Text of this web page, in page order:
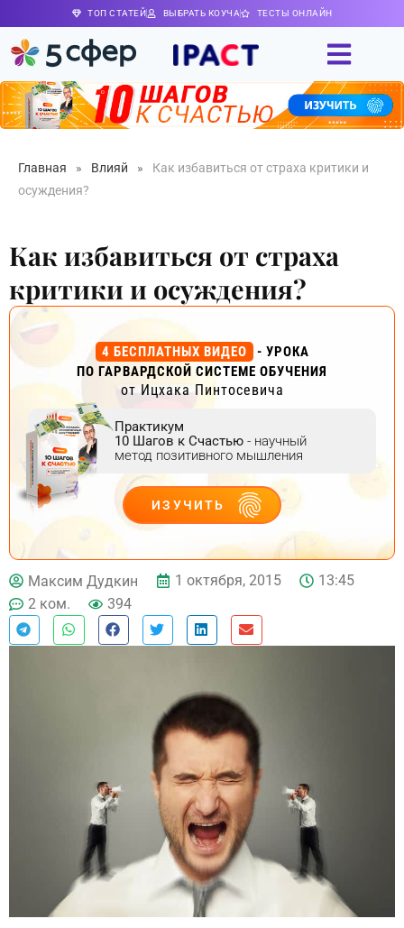
ТОП СТАТЕЙ ВЫБРАТЬ КОУЧА ТЕСТЫ ОНЛАЙН
Главная » Влияй »
Как избавиться от страха критики и
осуждения?
Как избавиться от страха
критики и осуждения?
4 БЕСПЛАТНЫХ ВИДЕО
- УРОКА
ПО ГАРВАРДСКОЙ СИСТЕМЕ ОБУЧЕНИЯ
от Ицхака Пинтосевича
Практикум
10 Шагов к Счастью - научный
метод позитивного мышления
ИЗУЧИТЬ
ДЕЙСТВУЙ
Максим Дудкин 1 октября, 2015
13:45
2 ком.
394